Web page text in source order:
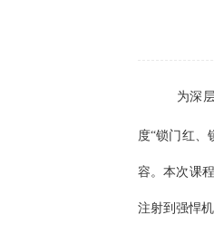
为深
度“锁门红、
容。本次课
注射到强悍机